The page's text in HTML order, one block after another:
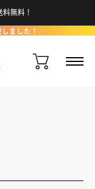
無料！
ました！